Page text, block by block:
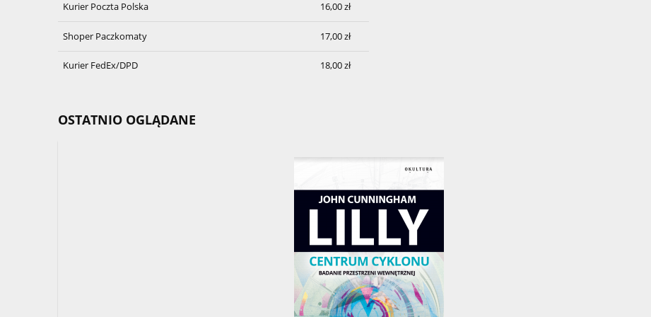
Kurier Poczta Polska 16,00 zł
Shoper Paczkomaty 17,00 zł
Kurier FedEx/DPD 18,00 zł
OSTATNIO OGLĄDANE